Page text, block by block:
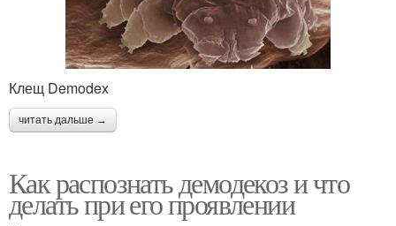
Клещ Demodex
читать дальше →
Как распознать демодекоз и что
делать при его проявлении